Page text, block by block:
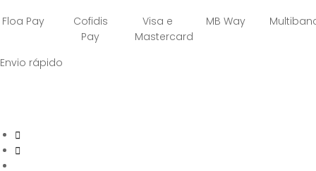
Floa Pay
Cofidis
Pay
Visa e
Mastercard
MB Way
Envio rápido